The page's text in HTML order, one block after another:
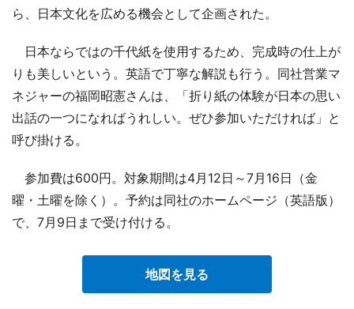
ら、日本文化を広める機会として企画された。
日本ならではの千代紙を使用するため、完成時の仕上が
りも美しいという。英語で丁寧な解説も行う。同社営業マ
ネジャーの福岡昭憲さんは、「折り紙の体験が日本の思い
出話の一つになればうれしい。ぜひ参加いただければ」と
呼び掛ける。
参加費は600円。対象期間は4月12日～7月16日（金
曜・土曜を除く）。予約は同社のホームページ（英語版）
で、7月9日まで受け付ける。
地図を見る